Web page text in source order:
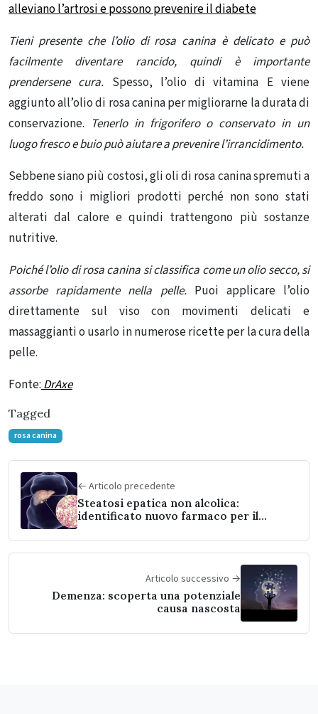
alleviano l’artrosi e possono prevenire il diabete
Tieni presente che l’olio di rosa canina è delicato e può
facilmente diventare rancido, quindi è importante
prendersene cura. Spesso, l’olio di vitamina E viene
aggiunto all’olio di rosa canina per migliorarne la durata di
conservazione. Tenerlo in frigorifero o conservato in un
luogo fresco e buio può aiutare a prevenire l’irrancidimento.
Sebbene siano più costosi, gli oli di rosa canina spremuti a
freddo sono i migliori prodotti perché non sono stati
alterati dal calore e quindi trattengono più sostanze
nutritive.
Poiché l’olio di rosa canina si classifica come un olio secco, si
assorbe rapidamente nella pelle.Puoi applicare l’olio
direttamente sul viso con movimenti delicati e
massaggianti o usarlo in numerose ricette per la cura della
pelle.
Fonte:DrAxe
Tagged
rosa canina
← Articolo precedente
Steatosi epatica non alcolica:
identificato nuovo farmaco per il
Articolo successivo →
Demenza: scoperta una potenziale
causa nascosta